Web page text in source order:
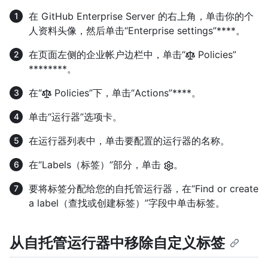
在 GitHub Enterprise Server 的右上角，单击你的个
人资料头像，然后单击“Enterprise settings”****。
在页面左侧的企业帐户边栏中，单击“
Policies”
********。
在“
Policies”下，单击“Actions”****。
单击“运行器”选项卡。
在运行器列表中，单击要配置的运行器的名称。
在“Labels（标签）”部分，单击
。
要将标签分配给您的自托管运行器，在“Find or create
a label（查找或创建标签）”字段中单击标签。
从自托管运行器中移除自定义标签